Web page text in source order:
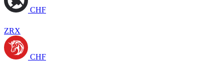
CHF
ZRX
CHF